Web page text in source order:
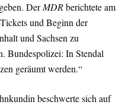
DerMDRberichtete am
und Beginn der
und Sachsen zu
Bundespolizei: In Stendal
geräumt werden.“
beschwerte sich auf